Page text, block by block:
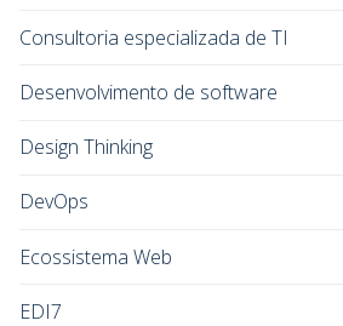
Consultoria especializada de TI
Desenvolvimento de software
Design Thinking
DevOps
Ecossistema Web
EDI7